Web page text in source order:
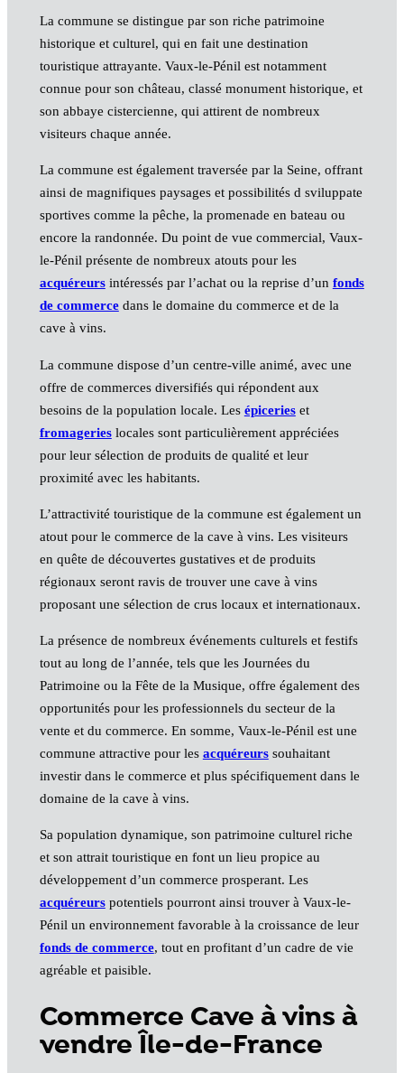
La commune se distingue par son riche patrimoine
historique et culturel, qui en fait une destination
touristique attrayante. Vaux-le-Pénil est notamment
connue pour son château, classé monument historique, et
son abbaye cistercienne, qui attirent de nombreux
visiteurs chaque année.
La commune est également traversée par la Seine, offrant
ainsi de magnifiques paysages et possibilités d sviluppate
sportives comme la pêche, la promenade en bateau ou
encore la randonnée. Du point de vue commercial, Vaux-
le-Pénil présente de nombreux atouts pour les
acquéreursintéressés par l’achat ou la reprise d’un fonds
de commercedans le domaine du commerce et de la
cave à vins.
La commune dispose d’un centre-ville animé, avec une
offre de commerces diversifiés qui répondent aux
besoins de la population locale. Les épicerieset
fromagerieslocales sont particulièrement appréciées
pour leur sélection de produits de qualité et leur
proximité avec les habitants.
L’attractivité touristique de la commune est également un
atout pour le commerce de la cave à vins. Les visiteurs
en quête de découvertes gustatives et de produits
régionaux seront ravis de trouver une cave à vins
proposant une sélection de crus locaux et internationaux.
La présence de nombreux événements culturels et festifs
tout au long de l’année, tels que les Journées du
Patrimoine ou la Fête de la Musique, offre également des
opportunités pour les professionnels du secteur de la
vente et du commerce. En somme, Vaux-le-Pénil est une
commune attractive pour les acquéreurssouhaitant
investir dans le commerce et plus spécifiquement dans le
domaine de la cave à vins.
Sa population dynamique, son patrimoine culturel riche
et son attrait touristique en font un lieu propice au
développement d’un commerce prosperant. Les
acquéreurspotentiels pourront ainsi trouver à Vaux-le-
Pénil un environnement favorable à la croissance de leur
fonds de commerce, tout en profitant d’un cadre de vie
agréable et paisible.
Commerce Cave à vins à
vendre Île-de-France